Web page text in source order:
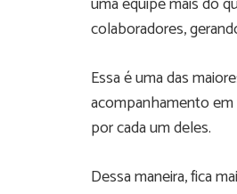
colaboradores,
Essa é uma das
acompanhamento
por cada um deles.
Dessa maneira, fica